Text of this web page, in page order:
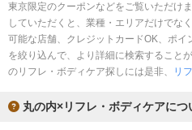
閉
東京限定のクーポンなどをご覧いただけ
していただくと、業種・エリアだけでな
可能な店舗、クレジットカードOK、ポ
を絞り込んで、より詳細に検索すること
のリフレ・ボディケア探しには是非、
リ
丸の内×リフレ・ボディケアにつ